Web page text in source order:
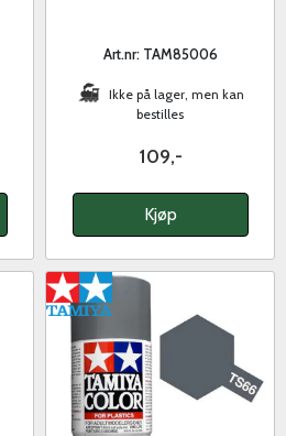
Art.nr: TAM85006
Ikke på lager, men kan
bestilles
109,-
Kjøp